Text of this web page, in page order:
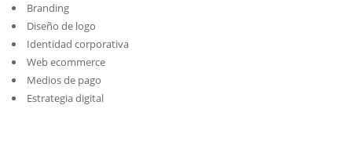
Branding
Diseño de logo
Identidad corporativa
Web ecommerce
Medios de pago
Estrategia digital